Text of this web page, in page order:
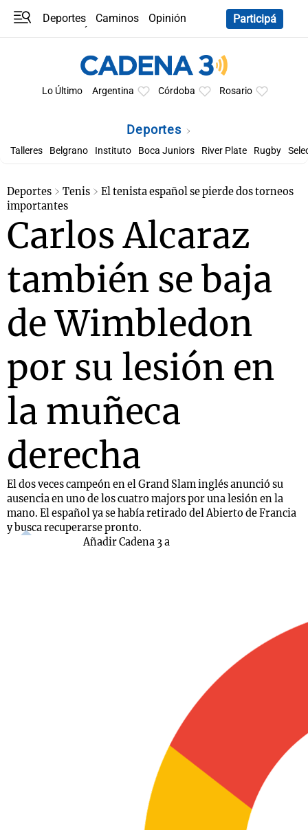
Deportes Caminos
Opinión
Participá
Lo Último Argentina Córdoba Rosario
Deportes
Talleres Belgrano Instituto Boca Juniors River Plate Rugby
Deportes Tenis
El tenista español se pierde dos torneos
importantes
Carlos Alcaraz
también se baja
de Wimbledon
por su lesión en
la muñeca
derecha
El dos veces campeón en el Grand Slam inglés anunció su
ausencia en uno de los cuatro majors por una lesión en la
mano. El español ya se había retirado del Abierto de Francia
y busca recuperarse pronto.
Añadir Cadena 3 a
Notas
La Sole en